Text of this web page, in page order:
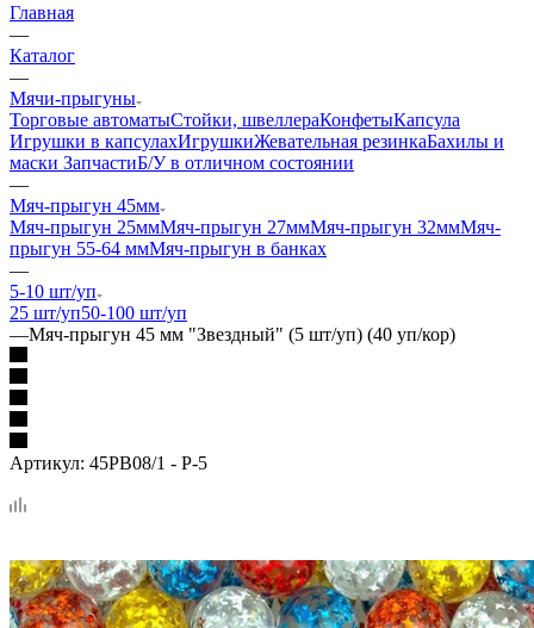
Главная
—
Каталог
—
Мячи-прыгуны
Торговые автоматыСтойки, швеллераКонфетыКапсула
Игрушки в капсулахИгрушкиЖевательная резинкаБахилы и
маски ЗапчастиБ/У в отличном состоянии
—
Мяч-прыгун 45мм
Мяч-прыгун 25ммМяч-прыгун 27ммМяч-прыгун 32ммМяч-
прыгун 55-64 ммМяч-прыгун в банках
—
5-10 шт/уп
25 шт/уп50-100 шт/уп
—Мяч-прыгун 45 мм "Звездный" (5 шт/уп) (40 уп/кор)
Артикул: 45PB08/1 - P-5